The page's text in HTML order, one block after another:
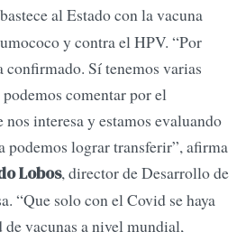
al Estado con la vacuna
y contra el HPV. “Por
confirmado. Sí tenemos varias
comentar por el
interesa y estamos evaluando
podemos lograr transferir”, afirma
Lobos, director de Desarrollo de
“Que solo con el Covid se haya
vacunas a nivel mundial,